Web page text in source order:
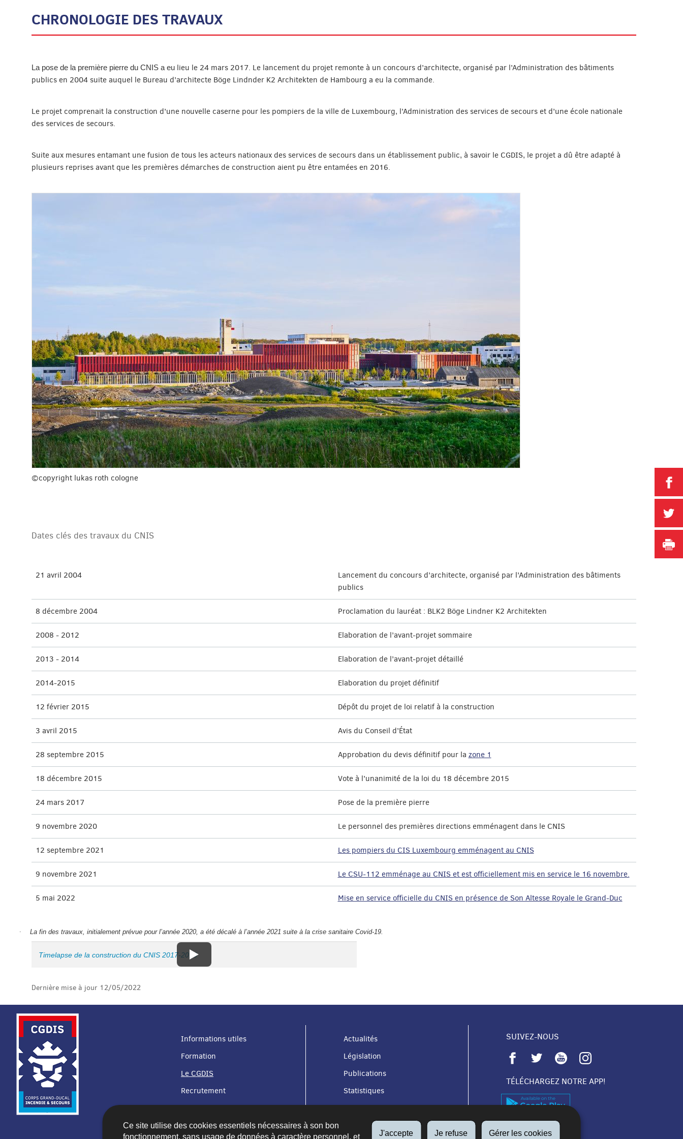
Ce site utilise des cookies essentiels nécessaires à son bon
fonctionnement, sans usage de données à caractère personnel, et
J'accepte Je refuse Gérer les cookies
CHRONOLOGIE DES TRAVAUX
La pose de la première pierre du CNIS a eu lieu le 24 mars 2017. Le lancement du projet remonte à un concours d’architecte, organisé par l’Administration des bâtiments
publics en 2004 suite auquel le Bureau d’architecte Böge Lindnder K2 Architekten de Hambourg a eu la commande.
Le projet comprenait la construction d’une nouvelle caserne pour les pompiers de la ville de Luxembourg, l’Administration des services de secours et d’une école nationale
des services de secours.
Suite aux mesures entamant une fusion de tous les acteurs nationaux des services de secours dans un établissement public, à savoir le CGDIS, le projet a dû être adapté à
plusieurs reprises avant que les premières démarches de construction aient pu être entamées en 2016.
©copyright lukas roth cologne
Dates clés des travaux du CNIS
21 avril 2004
Lancement du concours d’architecte, organisé par l’Administration des bâtiments
publics
8 décembre 2004 Proclamation du lauréat : BLK2 Böge Lindner K2 Architekten
2008 - 2012 Elaboration de l’avant-projet sommaire
2013 - 2014 Elaboration de l’avant-projet détaillé
2014-2015 Elaboration du projet définitif
12 février 2015 Dépôt du projet de loi relatif à la construction
3 avril 2015 Avis du Conseil d’État
28 septembre 2015 Approbation du devis définitif pour la zone 1
18 décembre 2015 Vote à l’unanimité de la loi du 18 décembre 2015
24 mars 2017 Pose de la première pierre
9 novembre 2020 Le personnel des premières directions emménagent dans le CNIS
12 septembre 2021 Les pompiers du CIS Luxembourg emménagent au CNIS
9 novembre 2021 Le CSU-112 emménage au CNIS et est officiellement mis en service le 16 novembre.
5 mai 2022 Mise en service officielle du CNIS en présence de Son Altesse Royale le Grand-Duc
· La fin des travaux, initialement prévue pour l’année 2020, a été décalé à l’année 2021 suite à la crise sanitaire Covid-19.
Timelapse de la construction du CNIS 2017-2018
Dernière mise à jour 12/05/2022
MENU
DE
NAVIGATION
Informations utiles
Formation
Le CGDIS
Recrutement
Actualités
Législation
Publications
Statistiques
SUIVEZ-NOUS
TÉLÉCHARGEZ NOTRE APP!